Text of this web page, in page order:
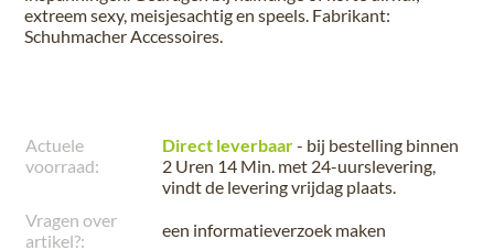
extreem sexy, meisjesachtig en speels. Fabrikant:
Schuhmacher Accessoires.
Actuele
voorraad:
Direct leverbaar- bij bestelling binnen
2 Uren 14 Min. met 24-uurslevering,
vindt de leveringvrijdag plaats.
Vragen over
artikel?:
een informatieverzoek maken